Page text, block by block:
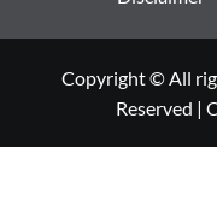
Copyright © All
Reserved |